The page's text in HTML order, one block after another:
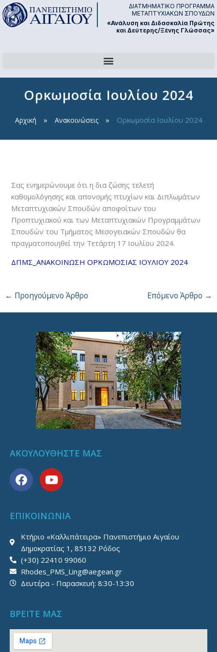
Μετάβαση
στο
περιεχόμενο
ΔΙΑΤΜΗΜΑΤΙΚΟ ΠΡΟΓΡΑΜΜΑ
ΜΕΤΑΠΤΥΧΙΑΚΩΝ ΣΠΟΥΔΩΝ
«Ανάλυση και Διδασκαλία Πρώτης
και Δεύτερης/Ξένης Γλώσσας»
Ορκωμοσία Ιουλίου 2024
Αρχική Ανακοινώσεις Ορκωμοσία Ιουλίου 2024
Σας ενημερώνουμε ότι η δια ζώσης τελετή
καθομολόγησης και απονομής πτυχίων και Διπλωμάτων
Μεταπτυχιακών Σπουδών αποφοίτων του
Προπτυχιακού και των Μεταπτυχιακών Προγραμμάτων
Σπουδών του Τμήματος Μεσογειακών Σπουδών θα
πραγματοποιηθεί την Τετάρτη 17 Ιουλίου 2024.
ΔΠΜΣ_ΑΝΑΚΟΙΝΩΣΗ ΟΡΚΩΜΟΣΙΑΣ ΙΟΥΛΙΟΥ 2024
← Προηγούμενο Άρθρο Επόμενο Άρθρο →
ΑΚΟΥΛΟΥΘΗΣΤΕ ΜΑΣ
F
a
c
b
o
o
k
Y
o
u
u
b
e
ΕΠΙΚΟΙΝΩΝΙΑ
Κτήριο «Καλλιπάτειρα» Πανεπιστήμιο Αιγαίου
Δημοκρατίας 1, 85132 Ρόδος
(+30) 22410 99060
Rhodes_PMS_Ling@aegean.gr
Δευτέρα - Παρασκευή: 8:30-13:30
ΒΡΕΙΤΕ ΜΑΣ